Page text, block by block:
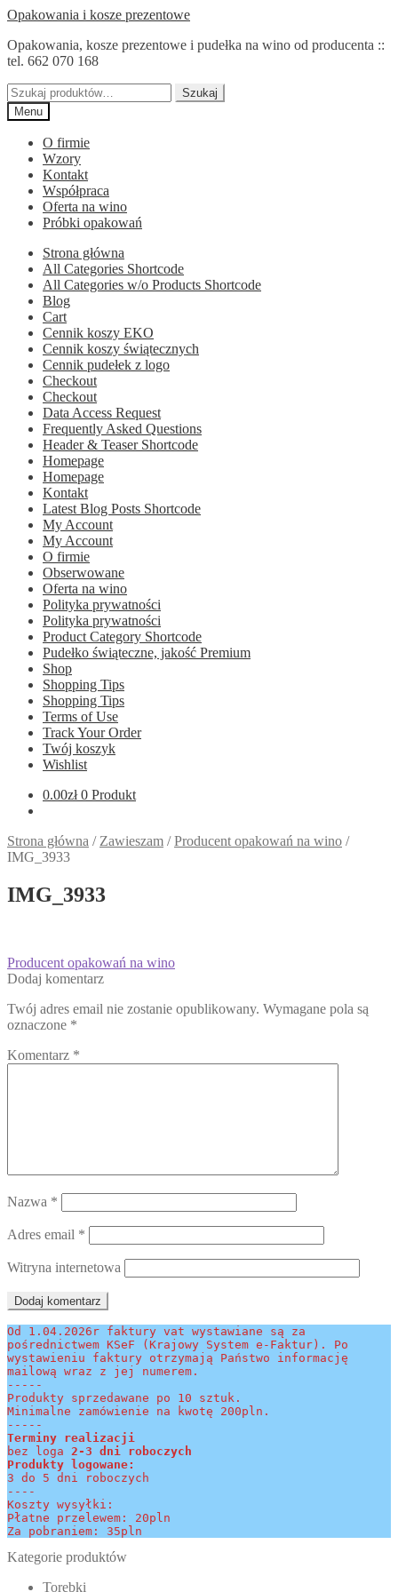
Przejdź
nawigacji
Przejdź
treści
Opakowania i kosze prezentowe
Opakowania, kosze prezentowe i pudełka na wino od producenta ::
tel. 662 070 168
Szukaj:
Szukaj
Menu
O firmie
Wzory
Kontakt
Współpraca
Oferta na wino
Próbki opakowań
Strona główna
All Categories Shortcode
All Categories w/o Products Shortcode
Blog
Cart
Cennik koszy EKO
Cennik koszy świątecznych
Cennik pudełek z logo
Checkout
Checkout
Data Access Request
Frequently Asked Questions
Header & Teaser Shortcode
Homepage
Homepage
Kontakt
Latest Blog Posts Shortcode
My Account
My Account
O firmie
Obserwowane
Oferta na wino
Polityka prywatności
Polityka prywatności
Product Category Shortcode
Pudełko świąteczne, jakość Premium
Shop
Shopping Tips
Shopping Tips
Terms of Use
Track Your Order
Twój koszyk
Wishlist
0.00zł 0 Produkt
Strona główna / Zawieszam /Producent opakowań na wino /
IMG_3933
IMG_3933
Nawigacja
wpisu
Poprzedni
wpis:
Producent opakowań na wino
Dodaj komentarz
Twój adres email nie zostanie opublikowany. Wymagane pola są
oznaczone *
Komentarz *
Nazwa *
Adres email *
Witryna internetowa
Od 1.04.2026r faktury vat wystawiane są za
pośrednictwem KSeF (Krajowy System e-Faktur). Po
wystawieniu faktury otrzymają Państwo informację
mailową wraz z jej numerem.
-----
Produkty sprzedawane po 10 sztuk.
Minimalne zamówienie na kwotę 200pln.
-----
Terminy realizacji
bez loga 2-3 dni roboczych
Produkty logowane:
3 do 5 dni roboczych
----
Koszty wysyłki:
Płatne przelewem: 20pln
Za pobraniem: 35pln
Kategorie produktów
Torebki